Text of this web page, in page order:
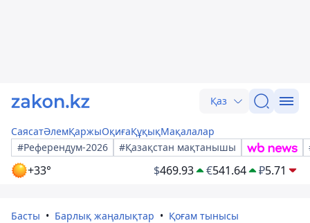
Қаз
СаясатӘлемҚаржыОқиғаҚұқықМақалалар
#Референдум-2026
#Қазақстан мақтанышы
+33° $469.93 €541.64 ₽5.71
Басты Барлық жаңалықтар Қоғам тынысы